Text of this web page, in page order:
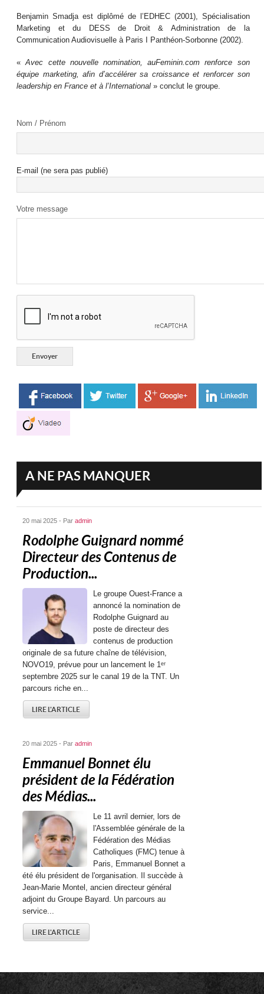
Benjamin Smadja est diplômé de l’EDHEC (2001), Spécialisation
Marketing et du DESS de Droit & Administration de la
Communication Audiovisuelle à Paris I Panthéon-Sorbonne (2002).
«Avec cette nouvelle nomination, auFeminin.com renforce son
équipe marketing, afin d’accélérer sa croissance et renforcer son
leadership en France et à l’International » conclut le groupe.
Nom / Prénom
E-mail (ne sera pas publié)
Votre message
A NE PAS MANQUER
20 mai 2025 - Paradmin
Rodolphe Guignard nommé
Directeur des Contenus de
Production...
Le groupe Ouest-France a
annoncé la nomination de
Rodolphe Guignard au
poste de directeur des
contenus de production
originale de sa future chaîne de télévision,
NOVO19, prévue pour un lancement le 1ᵉʳ
septembre 2025 sur le canal 19 de la TNT. Un
parcours riche en...
LIRE L'ARTICLE
20 mai 2025 - Paradmin
Emmanuel Bonnet élu
président de la Fédération
des Médias...
Le 11 avril dernier, lors de
l'Assemblée générale de la
Fédération des Médias
Catholiques (FMC) tenue à
Paris, Emmanuel Bonnet a
été élu président de l'organisation. Il succède à
Jean-Marie Montel, ancien directeur général
adjoint du Groupe Bayard. Un parcours au
service...
LIRE L'ARTICLE